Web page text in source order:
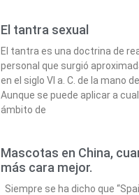
El tantra sexual
El tantra es una doctrina de
personal que surgió
en el siglo VI a. C. de la mano
Aunque se puede aplicar a
ámbito de
Mascotas en China,
más cara mejor.
Siempre se ha dicho que